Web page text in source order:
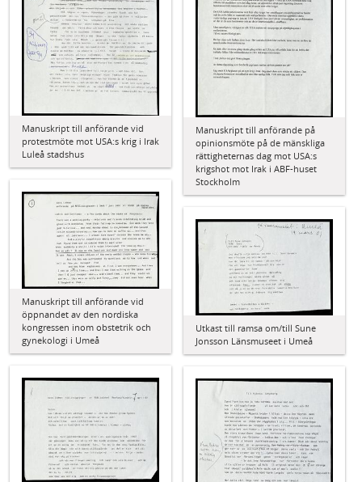
Manuskript till anförande vid
protestmöte mot USA:s krig i Irak
Luleå stadshus
Manuskript till anförande på
opinionsmöte på de mänskliga
rättigheternas dag mot USA:s
krigshot mot Irak i ABF-huset
Stockholm
Manuskript till anförande vid
öppnandet av den nordiska
kongressen inom obstetrik och
gynekologi i Umeå
Utkast till ramsa om/till Sune
Jonsson Länsmuseet i Umeå